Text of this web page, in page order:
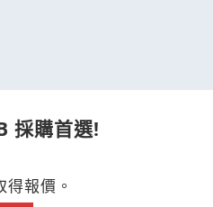
採購首選!
報價。